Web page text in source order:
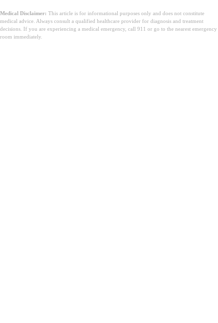
Medical Disclaimer: This article is for informational purposes only and does not constitute
medical advice. Always consult a qualified healthcare provider for diagnosis and treatment
decisions. If you are experiencing a medical emergency, call 911 or go to the nearest emergency
room immediately.